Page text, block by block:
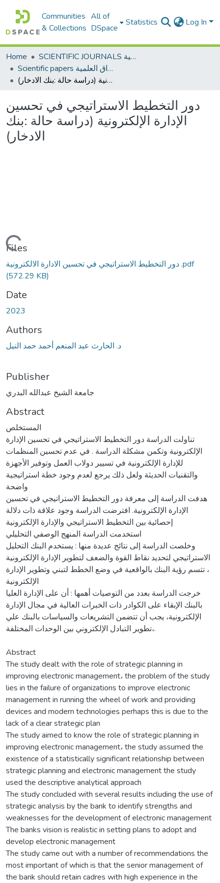
Communities
& Collections
All of
DSpace
Statistics Log In
Home
SCIENTIFIC JOURNALS المجلات العلمية
Scientific papers الأوراق العلمية
دور التخطيط الاستراتيجي في تحسين الإدارة الإلكترونية (دراسة حالة :بنك الادخار)
دور التخطيط الاستراتيجي في تحسين
الإدارة الإلكترونية (دراسة حالة :بنك
الادخار)
Loading...
Files
دور التخطيط الاستراتيجي في تحسين الادارة الالكترونية .pdf
(572.29 KB)
Date
2023
Authors
د. الحارث عبد المنعم أحمد حمد النيل
Publisher
جامعة الشيخ عبدالله البدري
Abstract
المستخلص
تناولت الدراسة دور التخطيط الاستراتيجي في تحسين الإدارة
الإلكترونية وتكمن مشكلة الدراسة . في عدم تحسين المنظمات
للإدارة الإلكترونية في تسيير دولاب العمل وتوفير الأجهزة
والتقنيات الحديثة ولعل ذلك يرجع لعدم وجود خطة استراتيجية
واضحة
هدفت الدراسة إلى معرفة دور التخطيط الاستراتيجي في تحسين
الإدارة الإلكترونية. افترضت الدراسة وجود علاقة ذات دلالة
إحصائية بين التخطيط الاستراتيجي والإدارة الإلكترونية
استخدمت الدراسة المنهج الوصفي التحليلي
وخلصت الدراسة إلى نتائج عديدة منها : يستخدم البنك التحليل
الاستراتيجي لتحديد نقاط القوة والضعف لتطوير الإدارة الإلكترونية
، تتسم رؤية البنك بالواقعية في وضع الخطط لتبني وتطوير الإدارة
الإلكترونية
خرجت الدراسة بعدد من التوصيات أهمها : أن على الإدارة العليا
بالبنك الإبقاء على الكوادر ذات الخبرات العالية في مجال الإدارة
الإلكترونية، يجب أن تتضمن التشريعات والسياسات بالبنك علي
تطوير التبادل الإلكتروني بين الوحدات المختلفة،.
Abstract
The study dealt with the role of strategic planning in
improving electronic management، the problem of the study
lies in the failure of organizations to improve electronic
management in running the wheel of work and providing
devices and modern technologies perhaps this is due to the
lack of a clear strategic plan
The study aimed to know the role of strategic planning in
improving electronic management، the study assumed the
existence of a statistically significant relationship between
strategic planning and electronic management the study
used the descriptive analytical approach
The study concluded with several results including the use of
strategic analysis by the bank to identify strengths and
weaknesses for the development of electronic management
The banks vision is realistic in setting plans to adopt and
develop electronic management
The study came out with a number of recommendations the
most important of which is that the senior management of
the bank should retain cadres with high experience in the